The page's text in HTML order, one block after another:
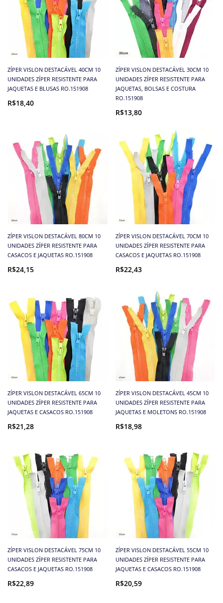
ZÍPER VISLON DESTACÁVEL 40CM 10
UNIDADES ZÍPER RESISTENTE PARA
JAQUETAS E BLUSAS RO.151908
R$18,40
ZÍPER VISLON DESTACÁVEL 30CM 10
UNIDADES ZÍPER RESISTENTE PARA
JAQUETAS, BOLSAS E COSTURA
RO.151908
R$13,80
ZÍPER VISLON DESTACÁVEL 80CM 10
UNIDADES ZÍPER RESISTENTE PARA
CASACOS E JAQUETAS RO.151908
R$24,15
ZÍPER VISLON DESTACÁVEL 70CM 10
UNIDADES ZÍPER RESISTENTE PARA
CASACOS E JAQUETAS RO.151908
R$22,43
ZÍPER VISLON DESTACÁVEL 65CM 10
UNIDADES ZÍPER RESISTENTE PARA
JAQUETAS E CASACOS RO.151908
R$21,28
ZÍPER VISLON DESTACÁVEL 45CM 10
UNIDADES ZÍPER RESISTENTE PARA
JAQUETAS E MOLETONS RO.151908
R$18,98
ZÍPER VISLON DESTACÁVEL 75CM 10
UNIDADES ZÍPER RESISTENTE PARA
CASACOS E JAQUETAS RO.151908
R$22,89
ZÍPER VISLON DESTACÁVEL 55CM 10
UNIDADES ZÍPER RESISTENTE PARA
JAQUETAS E CASACOS RO.151908
R$20,59